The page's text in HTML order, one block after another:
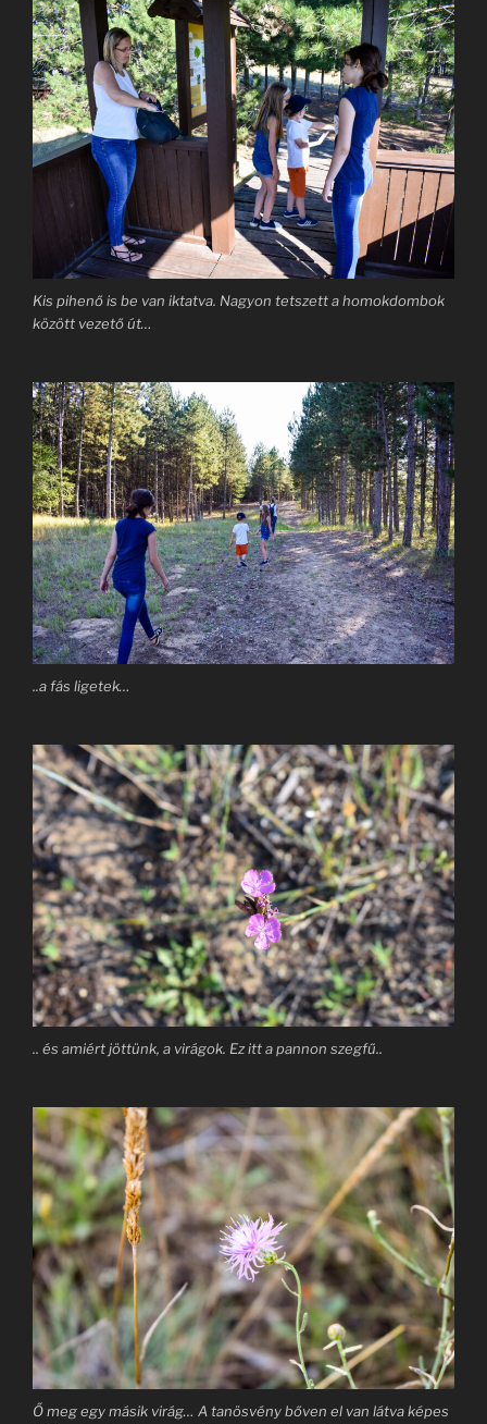
Kis pihenő is be van iktatva. Nagyon tetszett a homokdombok
között vezető út…
..a fás ligetek…
.. és amiért jöttünk, a virágok. Ez itt a pannon szegfű..
Ő meg egy másik virág… A tanösvény bőven el van látva képes